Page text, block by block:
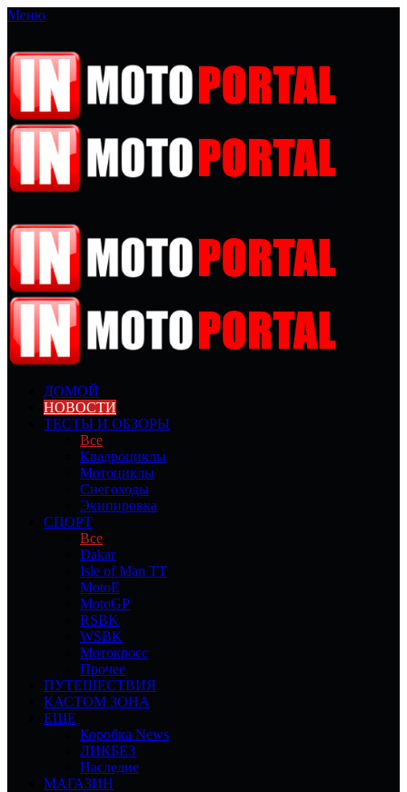
Меню
ДОМОЙ
НОВОСТИ
ТЕСТЫ И ОБЗОРЫ
Все
Квадроциклы
Мотоциклы
Снегоходы
Экипировка
СПОРТ
Все
Dakar
Isle of Man TT
MotoE
MotoGP
RSBK
WSBK
Мотокросс
Прочее
ПУТЕШЕСТВИЯ
КАСТОМ ЗОНА
ЕЩЕ
Коробка News
ЛИКБЕЗ
Наследие
МАГАЗИН